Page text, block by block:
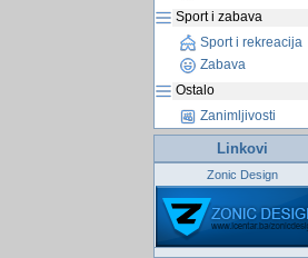
Sport i zabava
Sport i rekreacija
Zabava
Ostalo
Zanimljivosti
Linkovi
Zonic Design